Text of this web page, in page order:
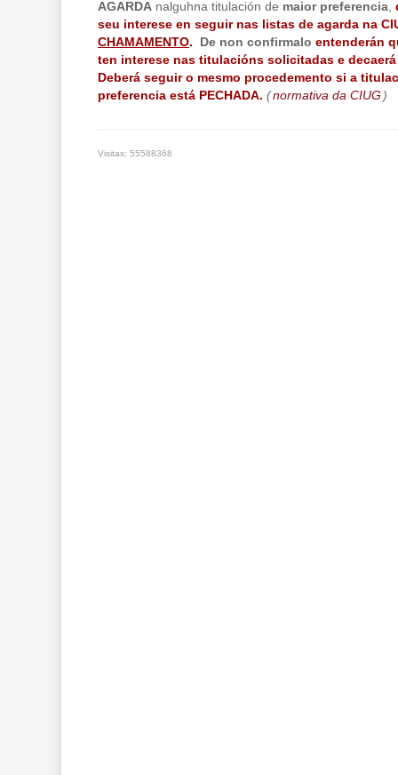
AGARDA nalguhna titulación de maior preferencia
seu interese en seguir nas listas de agarda na
CHAMAMENTO. De non confirmalo entenderán
ten interese nas titulacións solicitadas e
Deberá seguir o mesmo procedemento si a
preferencia está PECHADA. (normativa da CIUG)
Visitas: 55588368